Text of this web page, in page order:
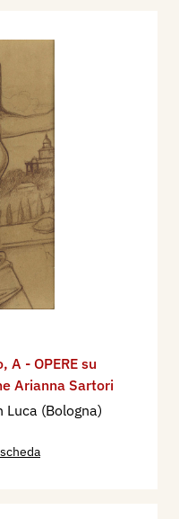
, A - OPERE su
Arianna Sartori
Luca (Bologna)